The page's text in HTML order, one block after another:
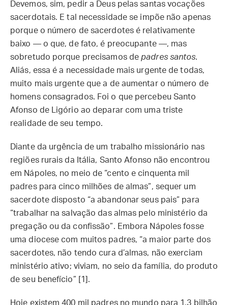
Devemos, sim, pedir a Deus pelas santas vocações
sacerdotais. E tal necessidade se impõe não apenas
porque o número de sacerdotes é relativamente
baixo — o que, de fato, é preocupante —, mas
sobretudo porque precisamos depadres santos.
Aliás, essa é a necessidade mais urgente de todas,
muito mais urgente que a de aumentar o número de
homens consagrados. Foi o que percebeu Santo
Afonso de Ligório ao deparar com uma triste
realidade de seu tempo.
Diante da urgência de um trabalho missionário nas
regiões rurais da Itália, Santo Afonso não encontrou
em Nápoles, no meio de “cento e cinquenta mil
padres para cinco milhões de almas”, sequer um
sacerdote disposto “a abandonar seus pais” para
“trabalhar na salvação das almas pelo ministério da
pregação ou da confissão”. Embora Nápoles fosse
uma diocese com muitos padres, “a maior parte dos
sacerdotes, não tendo cura d’almas, não exerciam
ministério ativo; viviam, no seio da família, do produto
de seu benefício” [1].
Hoje existem 400 mil padres no mundo para 1,3 bilhão